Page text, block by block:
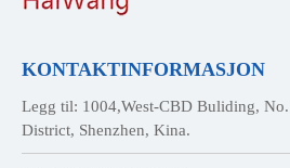
KONTAKTINFORMASJON
Legg til: 1004,West-CBD Buliding,
District, Shenzhen, Kina.